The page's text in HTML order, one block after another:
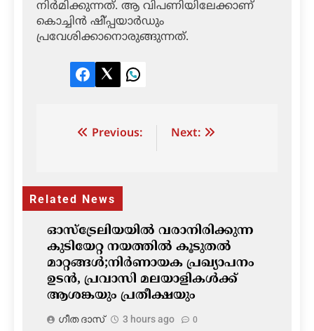
നിര്‍മിക്കുന്നത്. ആ വിപണിയിലേക്കാണ്
കൊച്ചിന്‍ ഷി്പ്പയാര്‍ഡും
പ്രവേശിക്കാനൊരുങ്ങുന്നത്.
Facebook
TwitterLinkedIn
Post Previous: Next:
Related News
ഓസ്‌ട്രേലിയയിൽ വരാനിരിക്കുന്ന
കുടിയേറ്റ നയത്തിൽ കൂടുതൽ
മാറ്റങ്ങൾ;നിർണായക പ്രഖ്യാപനം
ഉടൻ, പ്രവാസി മലയാളികൾക്ക്
ആശങ്കയും പ്രതീക്ഷയും
ഗീത ദാസ്‌ 3 hours ago 0